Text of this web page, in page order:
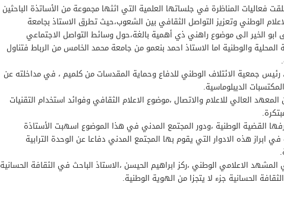
فعاليات المناظرة في جلساتها العلمية التي اثثها مجموعة من الأساتذة الباحثين
الوطني وتعزيز التواصل الثقافي بين الشعوب،حيث تطرق الاستاذ بجامعة
الخير الى موضوع راهني ذي أهمية بالغة،حول وسائط التواصل الاجتماعي
المحلية والوطنية اما الاستاذ احمد بنعمو من جامعة محمد الخامس من الرباط فتناول
، رئيس جمعية الائتلاف الوطني للدفاع وحماية المقدسات من كلميم ، في مداخلته عن
الديبلوماسية.
العالي للاعلام والاتصال ،موضوع الاعلام الثقافي وفوائد استخدام التقنيات
القضية الوطنية ،ودور المجتمع المدني في هذا الموضوع اسهبت الأستاذة
في ابراز هذه الادوار التي يقوم بها المجتمع المدني دفاعا عن الوحدة الترابية
الاعلامي الوطني ،ركز ابراهيم الحيسن ،الاستاذ الباحث في الثقافة الحسانية
الحسانية جزء لا يتجزا من الهوية الوطنية.